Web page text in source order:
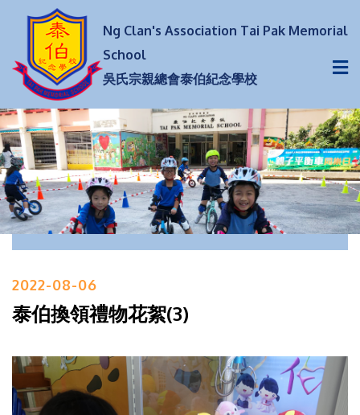
Ng Clan's Association Tai Pak Memorial
School
吳氏宗親總會泰伯紀念學校
2022-08-06
泰伯換領禮物花絮(3)